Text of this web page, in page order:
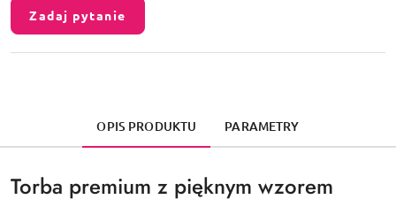
Zadaj pytanie
OPIS PRODUKTU PARAMETRY
Torba premium z pięknym wzorem